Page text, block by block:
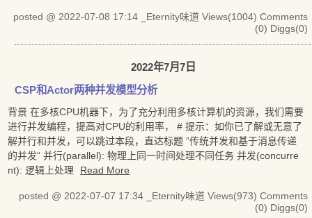
posted @ 2022-07-08 17:14 _Eternity味道 Views(1004) Comments
(0) Diggs(0)
2022年7月7日
CSP和Actor两种并发模型分析
背景 在多核CPU机器下，为了充分利用多核计算机的资源，我们需要
进行并发编程，提高对CPU的利用率， # 提示：如你已了解或无意了
解并行和并发，可以跳过本段，直达标题 ”传统并发和基于消息传递
的并发“ 并行(parallel): 物理上同一时间处理不同任务 并发(concurre
nt): 逻辑上处理
Read More
posted @ 2022-07-07 17:34 _Eternity味道 Views(973) Comments
(0) Diggs(0)